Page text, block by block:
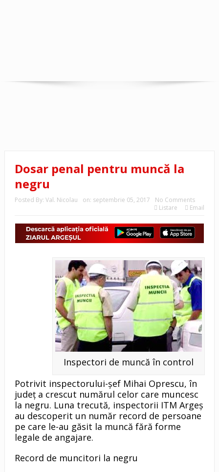
Dosar penal pentru muncă la
negru
Posted By: Val. Nicolau on: septembrie 05, 2017
No Comments
Listare
Email
Inspectori de muncă în control
Potrivit inspectorului-şef Mihai Oprescu, în
judeţ a crescut numărul celor care muncesc
la negru. Luna trecută, inspectorii ITM Argeş
au descoperit un număr record de persoane
pe care le-au găsit la muncă fără forme
legale de angajare.
Record de muncitori la negru